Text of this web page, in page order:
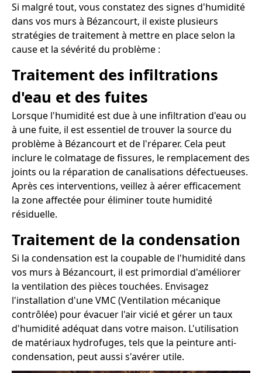
Si malgré tout, vous constatez des signes d'humidité
dans vos murs à Bézancourt, il existe plusieurs
stratégies de traitement à mettre en place selon la
cause et la sévérité du problème :
Traitement des infiltrations
d'eau et des fuites
Lorsque l'humidité est due à une infiltration d'eau ou
à une fuite, il est essentiel de trouver la source du
problème à Bézancourt et de l'réparer. Cela peut
inclure le colmatage de fissures, le remplacement des
joints ou la réparation de canalisations défectueuses.
Après ces interventions, veillez à aérer efficacement
la zone affectée pour éliminer toute humidité
résiduelle.
Traitement de la condensation
Si la condensation est la coupable de l'humidité dans
vos murs à Bézancourt, il est primordial d'améliorer
la ventilation des pièces touchées. Envisagez
l'installation d'une VMC (Ventilation mécanique
contrôlée) pour évacuer l'air vicié et gérer un taux
d'humidité adéquat dans votre maison. L'utilisation
de matériaux hydrofuges, tels que la peinture anti-
condensation, peut aussi s'avérer utile.